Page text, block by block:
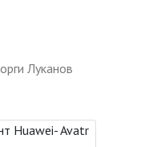
Луканов